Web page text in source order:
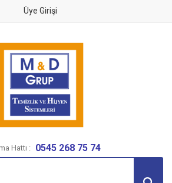
Üye Girişi
Hattı : 0545 268 75 74